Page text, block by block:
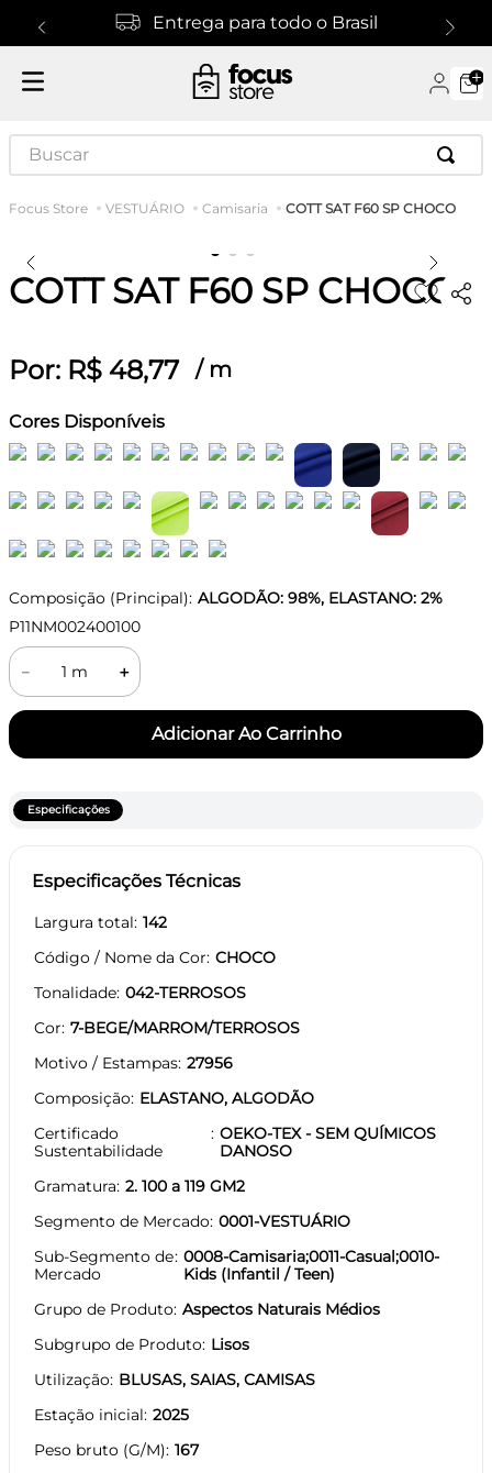
Entrega para todo o Brasil
Buscar
VESTUÁRIO Camisaria COTT SAT F60 SP CHOCO
COTT SAT F60 SP CHOCO
Por: R$ 48,77 / m
Cores Disponíveis
Composição (Principal): ALGODÃO: 98%, ELASTANO: 2%
P11NM002400100
＋
－
Especificações
Especificações Técnicas
Largura total 142
Código / Nome da Cor CHOCO
Tonalidade 042-TERROSOS
Cor 7-BEGE/MARROM/TERROSOS
Motivo / Estampas 27956
Composição ELASTANO, ALGODÃO
Certificado
Sustentabilidade
OEKO-TEX - SEM QUÍMICOS
DANOSO
Gramatura 2. 100 a 119 GM2
Segmento de Mercado 0001-VESTUÁRIO
Sub-Segmento de
Mercado
0008-Camisaria;0011-Casual;0010-
Kids (Infantil / Teen)
Grupo de Produto Aspectos Naturais Médios
Subgrupo de Produto Lisos
Utilização BLUSAS, SAIAS, CAMISAS
Estação inicial 2025
Peso bruto (G/M) 167